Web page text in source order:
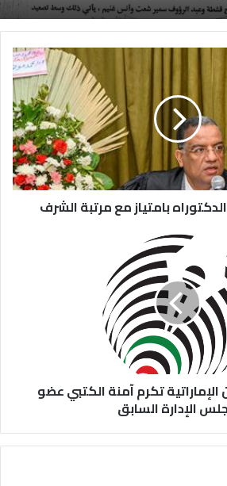
بامتياز مع مرتبة الشرف
تكرم آمنة الكتبي عضو
الإدارة السابق